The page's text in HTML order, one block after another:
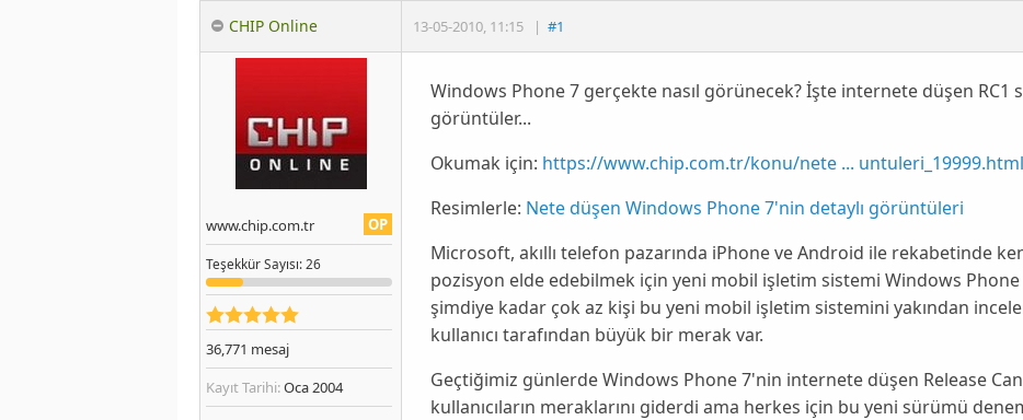
CHIP Online 13-05-2010, 11:15 | #1
OP
www.chip.com.tr
TeşekkürSayısı: 26
36,771 mesaj
Kayıt Tarihi:Oca 2004
Windows Phone 7 gerçekte nasıl görünecek? İşte internete düşen RC1
görüntüler...
Okumak için: https://www.chip.com.tr/konu/nete ... untuleri_19999.html
Resimlerle: Nete düşen Windows Phone 7'nin detaylı görüntüleri
Microsoft, akıllı telefon pazarında iPhoneveAndroid ile rekabetinde
pozisyon elde edebilmek için yeni mobil işletim sistemi Windows Phone
şimdiye kadar çok az kişi bu yeni mobil işletim sistemini yakından
kullanıcı tarafından büyük bir merak var.
Geçtiğimiz günlerdeWindows Phone 7'nin internete düşen Release
kullanıcıların meraklarını giderdi ama herkes için bu yeni sürümü